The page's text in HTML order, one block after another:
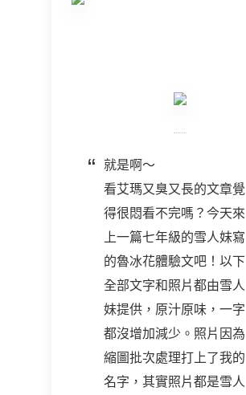
就是啊～
看艾瑪又臭又長的文章覺
得很悶看不完嗎？今天來
上一篇七年級的雪人妹寫
的魯冰花體驗文吧！以下
全部文字和照片都由雪人
妹提供，原汁原味，一字
都沒增加減少。照片因為
縮圖批次處理打上了我的
名字，其實照片都是雪人